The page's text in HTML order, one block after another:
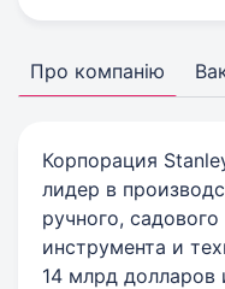
Про компанію
Корпорация
лидер в
ручного,
инструмента и
14 млрд долларов